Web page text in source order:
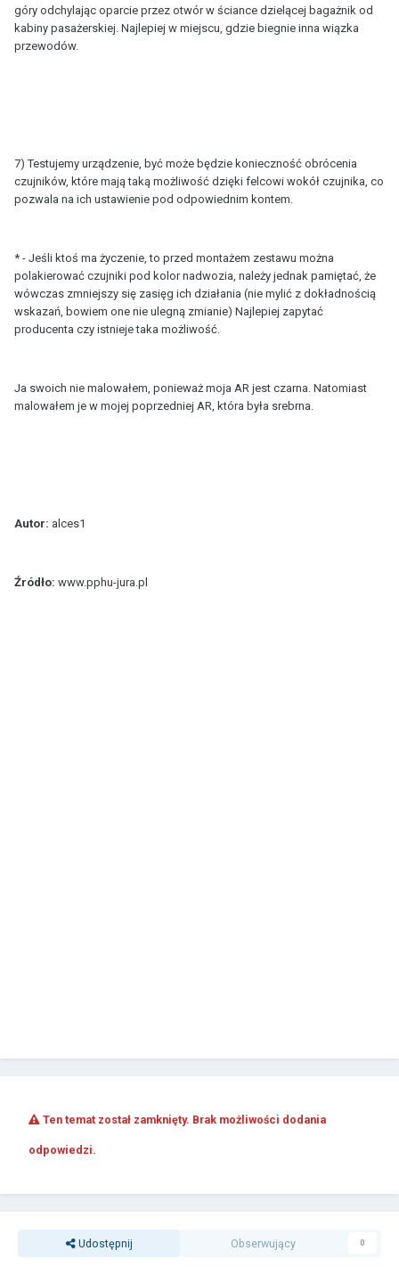
góry odchylając oparcie przez otwór w ściance dzielącej bagażnik od
kabiny pasażerskiej. Najlepiej w miejscu, gdzie biegnie inna wiązka
przewodów.
7) Testujemy urządzenie, być może będzie konieczność obrócenia
czujników, które mają taką możliwość dzięki felcowi wokół czujnika, co
pozwala na ich ustawienie pod odpowiednim kontem.
* - Jeśli ktoś ma życzenie, to przed montażem zestawu można
polakierować czujniki pod kolor nadwozia, należy jednak pamiętać, że
wówczas zmniejszy się zasięg ich działania (nie mylić z dokładnością
wskazań, bowiem one nie ulegną zmianie) Najlepiej zapytać
producenta czy istnieje taka możliwość.
Ja swoich nie malowałem, ponieważ moja AR jest czarna. Natomiast
malowałem je w mojej poprzedniej AR, która była srebrna.
Autor: alces1
Źródło: www.pphu-jura.pl
Ten temat został zamknięty. Brak możliwości dodania
odpowiedzi.
Udostępnij Obserwujący 0